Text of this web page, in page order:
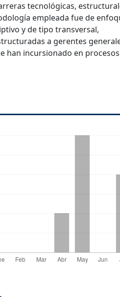
tecnológicas,
empleada fue de
y de tipo transversal,
a gerentes
han incursionado en